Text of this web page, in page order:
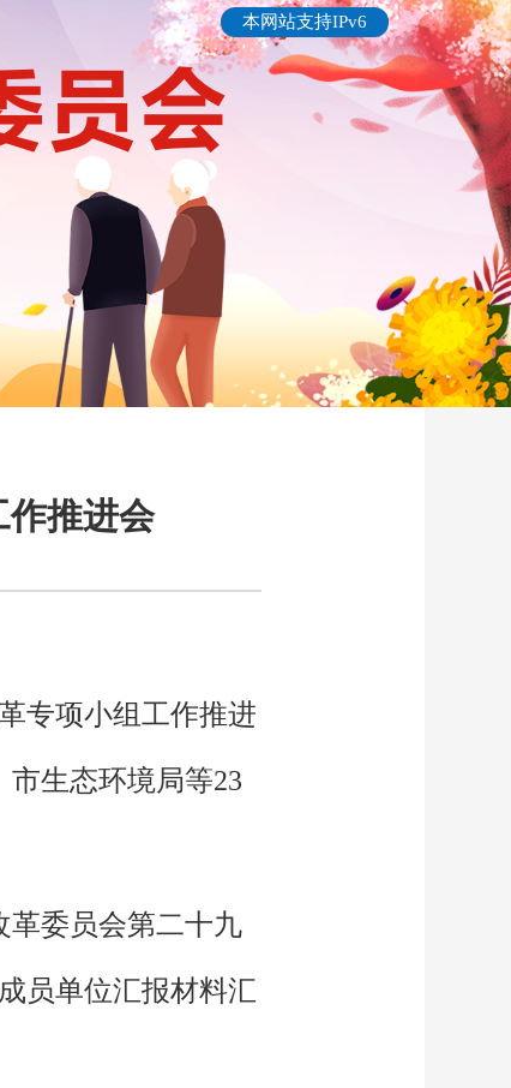
本网站支持IPv6
作推进会
专项小组工作推进
生态环境局等23
革委员会第二十九
员单位汇报材料汇